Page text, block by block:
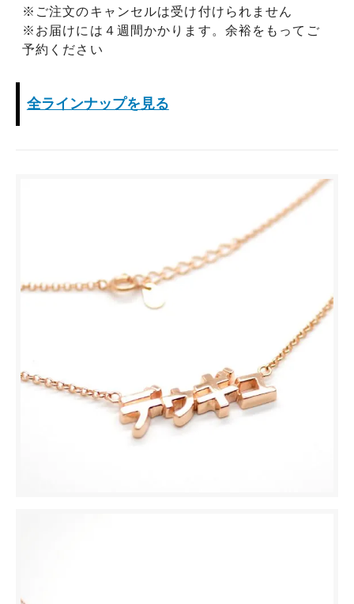
※ご注文のキャンセルは受け付けられません
※お届けには４週間かかります。余裕をもってご
予約ください
全ラインナップを見る